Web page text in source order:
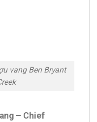
vang Ben Bryant
– Chief